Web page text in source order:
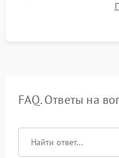
троттлинга и
FAQ. Ответы на